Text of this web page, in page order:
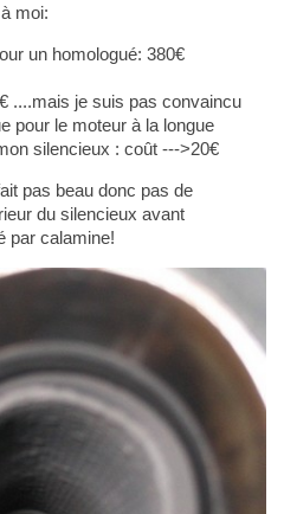
moi:
un homologué: 380€
....mais je suis pas convaincu
pour le moteur à la longue
silencieux : coût --->20€
pas beau donc pas de
du silencieux avant
par calamine!